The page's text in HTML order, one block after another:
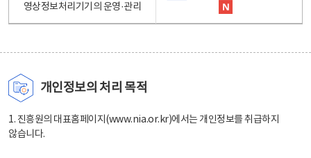
영상정보처리기기의 운영·관리
개인정보의 처리 목적
1. 진흥원의 대표홈페이지(www.nia.or.kr)에서는 개인정보를 취급하지
않습니다.